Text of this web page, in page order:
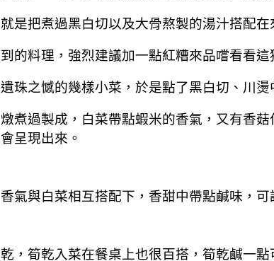
是把煮過黑白切以及大骨熬製的湯汁搭配
的料理，強烈建議加一點紅糟來品嚐看看這
珠之憾的幾樣小菜，於是點了黑白切、川
煮過製成，白菜帶點蝦米的香氣，又有香
呈現出來。
氣與白菜相互搭配下，香甜中帶點鹹味，可
，筍乾入菜在餐桌上也很百搭，筍乾鹹一